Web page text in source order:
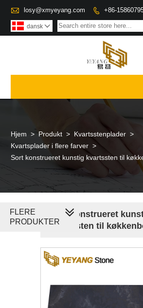
 losy@xmyeyang.com  +86-
dansk 
Hjem > Produkt > Kvartsstenplader >
Kvartsplader i flere farver >
Sort konstrueret kunstig kvartssten til
Sort konstrueret
kvartssten til
FLERE
PRODUKTER